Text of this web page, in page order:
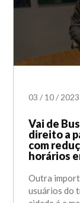
03/ 10/ 2023
Vai de
direito a
com
horários
Outra
usuários do